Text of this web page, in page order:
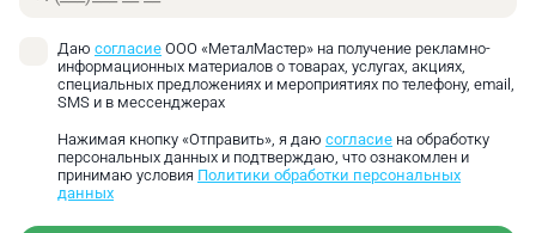
Даю согласие ООО «МеталМастер» на получение рекламно-
информационных материалов о товарах, услугах, акциях,
специальных предложениях и мероприятиях по телефону, email,
SMS и в мессенджерах
Нажимая кнопку «Отправить», я даю согласие на обработку
персональных данных и подтверждаю, что ознакомлен и
принимаю условия Политики обработки персональных
данных